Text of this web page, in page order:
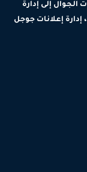
إلى إدارة
الشبكات والأمان ، تحسين محركات البحث SEO ، إدارة إعلانات جوجل